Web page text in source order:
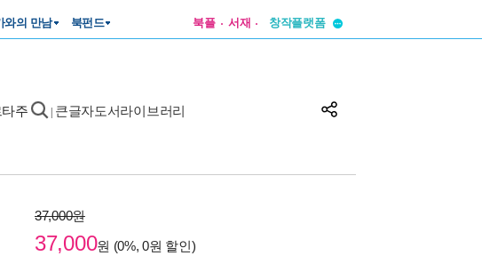
와의 만남 북펀드 북플 서재
투비컨티뉴드
주 큰글자도서라이브러리
37,000원
37,000원 (0%, 0원 할인)